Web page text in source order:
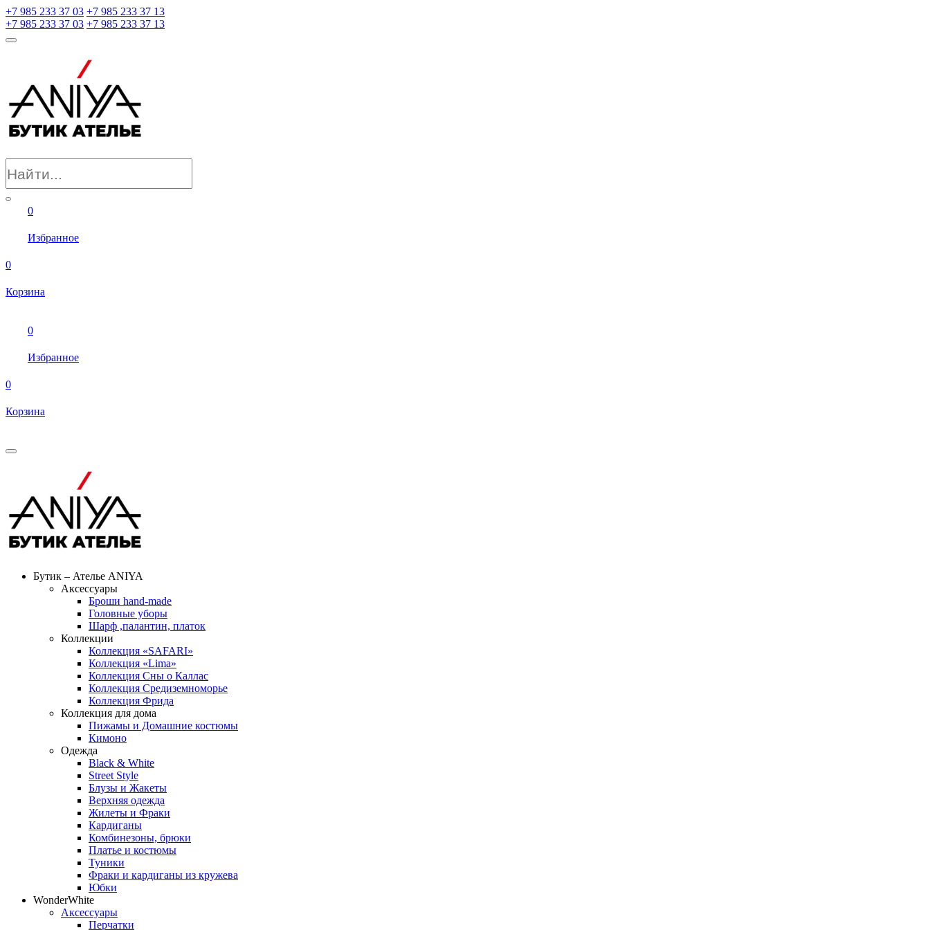
+7 985 233 37 03 +7 985 233 37 13
+7 985 233 37 03 +7 985 233 37 13
0
Избранное
0
Корзина
0
Избранное
0
Корзина
Бутик – Ателье ANIYA
Аксессуары
Броши hand-made
Головные уборы
Шарф ,палантин, платок
Коллекции
Коллекция «SAFARI»
Коллекция «Lima»
Коллекция Сны о Каллас
Коллекция Средиземноморье
Коллекция Фрида
Коллекция для дома
Пижамы и Домашние костюмы
Кимоно
Одежда
Black & White
Street Style
Блузы и Жакеты
Верхняя одежда
Жилеты и Фраки
Кардиганы
Комбинезоны, брюки
Платье и костюмы
Туники
Фраки и кардиганы из кружева
Юбки
WonderWhite
Аксессуары
Перчатки